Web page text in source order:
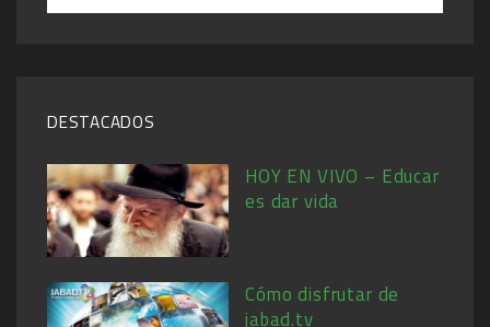
DESTACADOS
HOY EN VIVO – Educar
es dar vida
Cómo disfrutar de
jabad.tv